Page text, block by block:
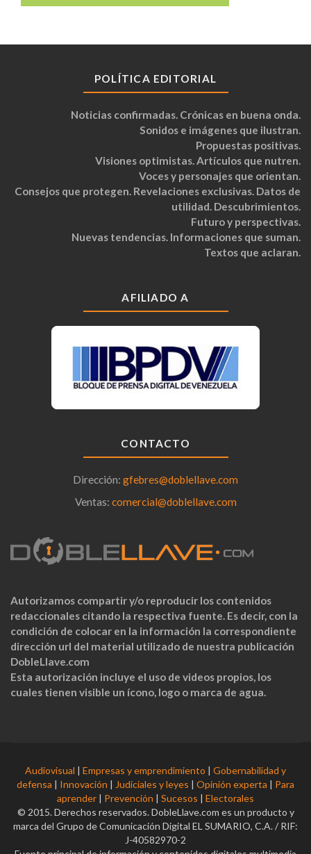
POLÍTICA EDITORIAL
Noticias confirmadas. Crónicas en buena onda.
Sonidos e imágenes que ilustran.
Propuestas positivas.
Visiones optimistas. Artículos que nutren.
Voces y personajes que orientan.
Consejos que protegen. Revelaciones exclusivas. Datos de
utilidad. Descubrimientos.
Futuro y perspectivas.
Nuevas tendencias. Informaciones que suman.
Textos que aclaran.
AFILIADO A
CONTACTO
Dirección: gfebres@doblellave.com
Ventas: comercial@doblellave.com
Autorizamos compartir y/o reproducir los contenidos
redaccionales citando la respectiva fuente. Es decir, con la
condición de colocar en la información la correspondiente
dirección url del material utilizado de nuestra publicación
DobleLlave.com
Esta autorización incluye el uso de videos propios, los
cuales tienen visible un ícono, logo o marca de agua.
Audiovisual | Empresas y emprendimiento | Gobernabilidad y
defensa | Innovación | Judiciales y leyes | Opinión experta | Para
aprender | Prevención | Sucesos | Electorales
© 2015. Derechos reservados. DobleLlave.com es un producto y
marca del Grupo de Comunicación Digital EL SUMARIO, C.A. / RIF:
J-40582970-2